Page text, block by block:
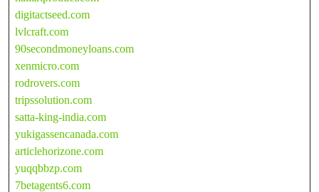
digitactseed.com
lvlcraft.com
90secondmoneyloans.com
xenmicro.com
rodrovers.com
tripssolution.com
satta-king-india.com
yukigassencanada.com
articlehorizone.com
yuqqbbzp.com
7betagents6.com